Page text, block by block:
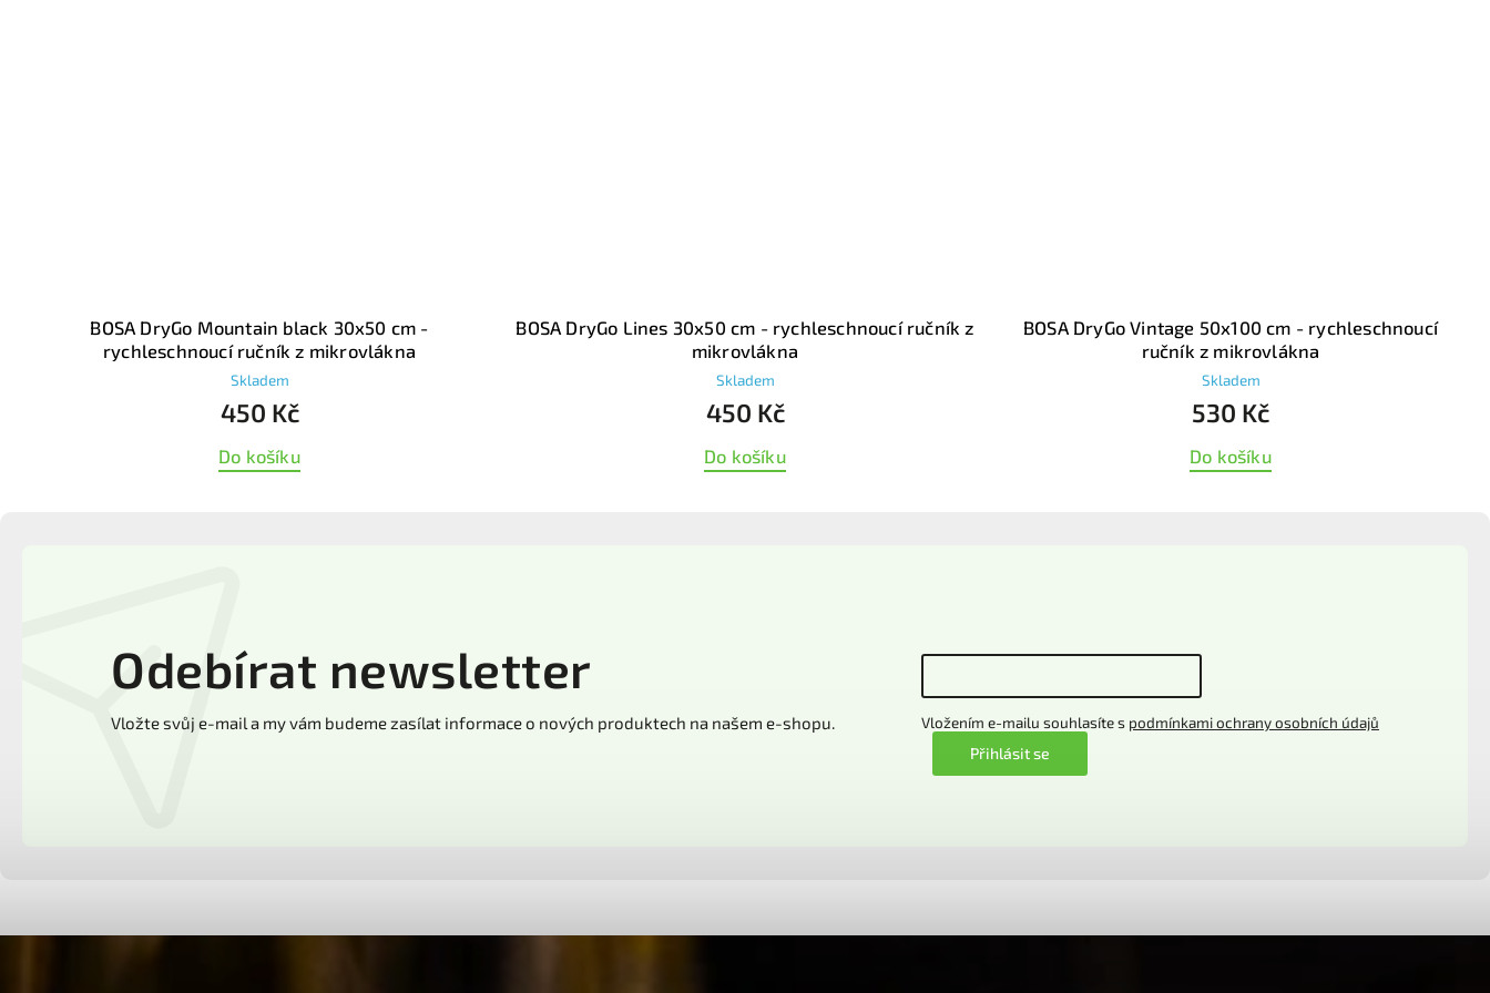
BOSA DryGo Mountain black 30x50 cm -
rychleschnoucí ručník z mikrovlákna
Skladem
450 Kč
Do košíku
BOSA DryGo Lines 30x50 cm - rychleschnoucí ručník z
mikrovlákna
Skladem
450 Kč
Do košíku
BOSA DryGo Vintage 50x100 cm - rychleschnoucí
ručník z mikrovlákna
Skladem
530 Kč
Do košíku
Odebírat newsletter
Vložte svůj e-mail a my vám budeme zasílat informace o nových produktech na našem e-shopu. Vložením e-mailu souhlasíte s podmínkami ochrany osobních údajů
Přihlásit se